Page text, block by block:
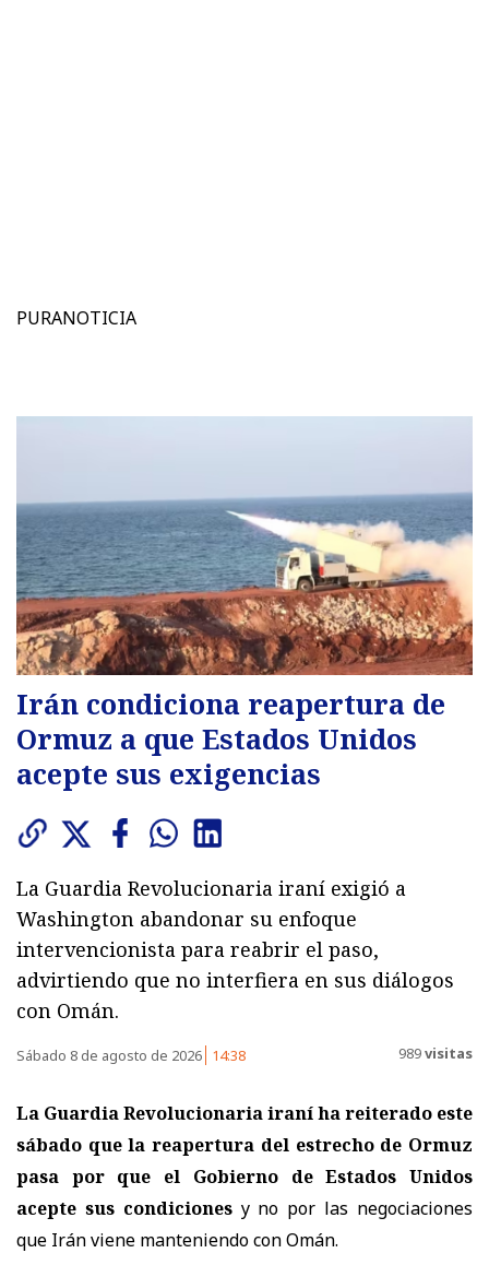
PURANOTICIA
Irán condiciona reapertura de
Ormuz a que Estados Unidos
acepte sus exigencias
La Guardia Revolucionaria iraní exigió a
Washington abandonar su enfoque
intervencionista para reabrir el paso,
advirtiendo que no interfiera en sus diálogos
con Omán.
Sábado 8 de agosto de 2026 14:38 989visitas
La Guardia Revolucionaria iraní ha reiterado este
sábado que la reapertura del estrecho de Ormuz
pasa por que el Gobierno de Estados Unidos
acepte sus condicionesy no por las negociaciones
que Irán viene manteniendo con Omán.